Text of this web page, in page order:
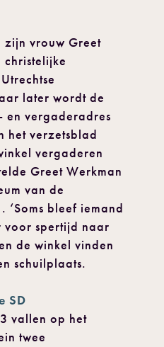
zijn vrouw Greet
later wordt de
en vergaderadres
het verzetsblad
vergaderen
Greet Werkman
van de
bleef iemand
voor spertijd naar
de winkel vinden
schuilplaats.
SD
vallen op het
twee